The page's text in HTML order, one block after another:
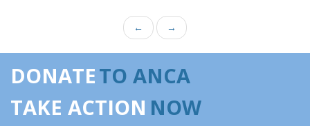
← →
DONATETO ANCA
TAKE ACTION NOW